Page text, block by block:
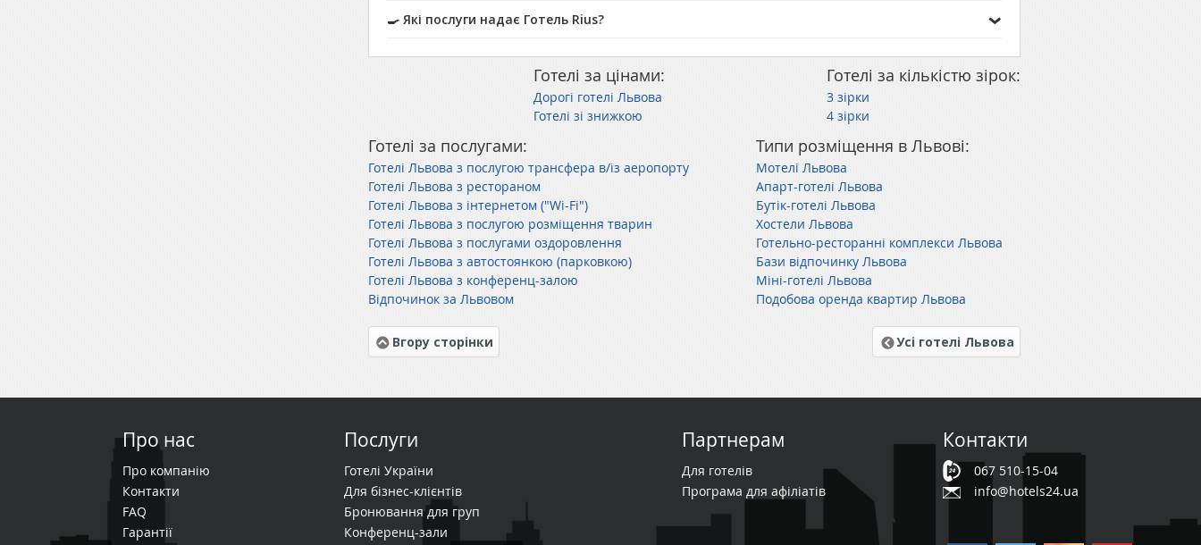
🍳 Які послуги надає Готель Rius?
Готелі за цінами:
Дорогі готелі Львова
Готелі зі знижкою
Готелі за кількістю зірок:
3 зірки
4 зірки
Готелі за послугами:
Готелі Львова з послугою трансфера в/із аеропорту
Готелі Львова з рестораном
Готелі Львова з інтернетом ("Wi-Fi")
Готелі Львова з послугою розміщення тварин
Готелі Львова з послугами оздоровлення
Готелі Львова з автостоянкою (парковкою)
Готелі Львова з конференц-залою
Відпочинок за Львовом
Типи розміщення в Львові:
Мотелі Львова
Апарт-готелі Львова
Бутік-готелі Львова
Хостели Львова
Готельно-ресторанні комплекси Львова
Бази відпочинку Львова
Міні-готелі Львова
Подобова оренда квартир Львова
Вгору сторінки Усі готелі Львова
Про нас
Про компанію
Контакти
FAQ
Гарантії
Послуги
Готелі України
Для бізнес-клієнтів
Бронювання для груп
Конференц-зали
Партнерам
Для готелів
Програма для афіліатів
Контакти
067 510-15-04
info@hotels24.ua